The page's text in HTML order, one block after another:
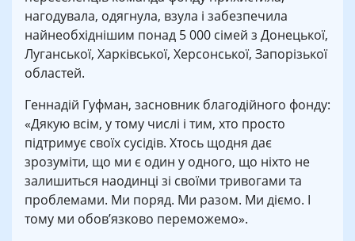
нагодувала, одягнула, взула і забезпечила
найнеобхіднішим понад 5 000 сімей з Донецької,
Луганської, Харківської, Херсонської, Запорізької
областей.
Геннадій Гуфман, засновник благодійного фонду:
«Дякую всім, у тому числі і тим, хто просто
підтримує своїх сусідів. Хтось щодня дає
зрозуміти, що ми є один у одного, що ніхто не
залишиться наодинці зі своїми тривогами та
проблемами. Ми поряд. Ми разом. Ми діємо. І
тому ми обов’язково переможемо».